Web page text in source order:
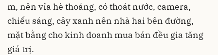
m, nên vỉa hè thoáng, có thoát nước, camera,
chiếu sáng, cây xanh nên nhà hai bên đường,
mặt bằng cho kinh doanh mua bán đều gia tăng
giá trị.